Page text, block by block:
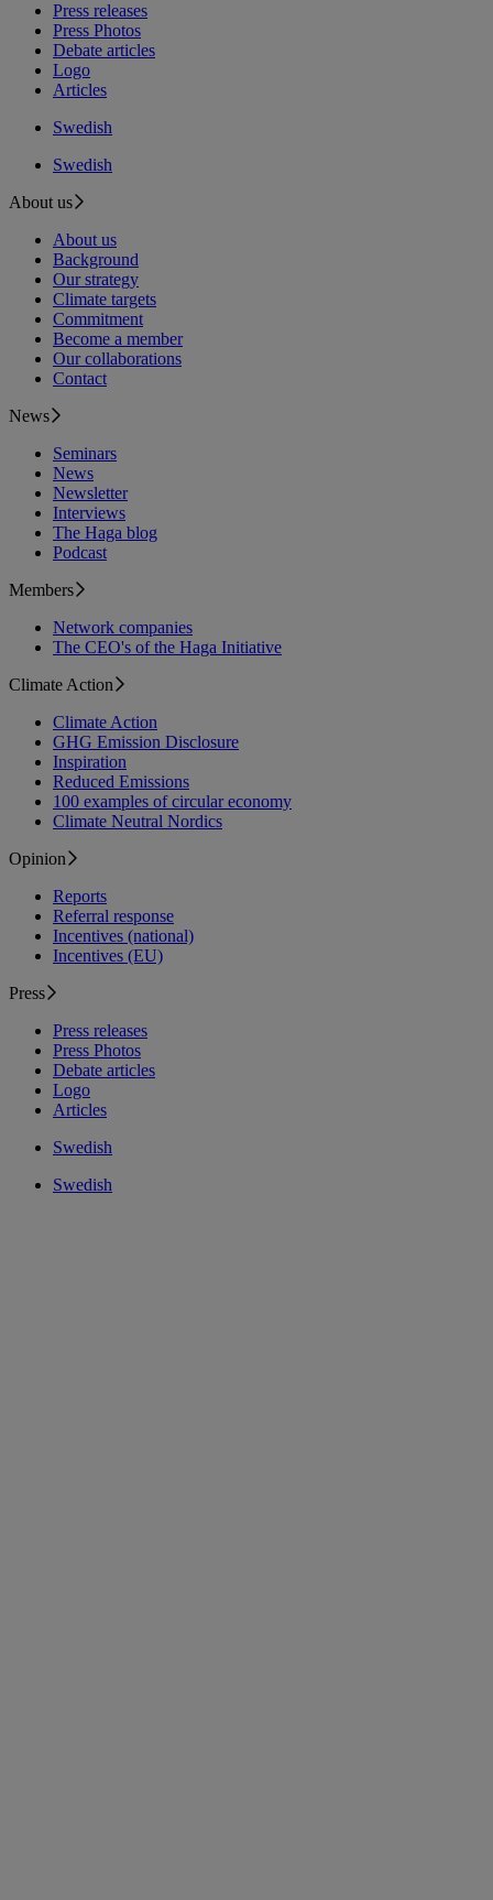
Press releases
Press Photos
Debate articles
Logo
Articles
Swedish
Swedish
About us
About us
Background
Our strategy
Climate targets
Commitment
Become a member
Our collaborations
Contact
News
Seminars
News
Newsletter
Interviews
The Haga blog
Podcast
Members
Network companies
The CEO's of the Haga Initiative
Climate Action
Climate Action
GHG Emission Disclosure
Inspiration
Reduced Emissions
100 examples of circular economy
Climate Neutral Nordics
Opinion
Reports
Referral response
Incentives (national)
Incentives (EU)
Press
Press releases
Press Photos
Debate articles
Logo
Articles
Swedish
Swedish